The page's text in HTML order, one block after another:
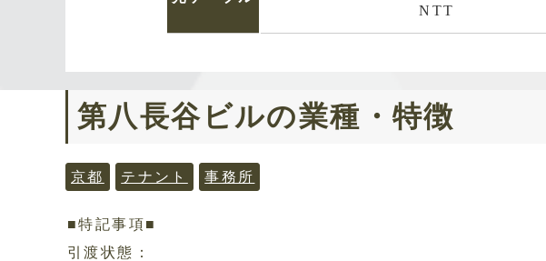
NTT
第八長谷ビルの業種・特徴
京都 テナント 事務所
■特記事項■
引渡状態：